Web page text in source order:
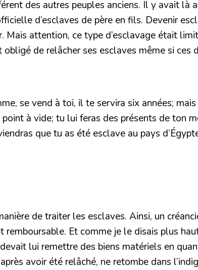
des autres peuples anciens. Il y avait là
d’esclaves de père en fils. Devenir
Mais attention, ce type d’esclavage était
de relâcher ses esclaves même si ces
se vend à toi, il te servira six années;
à vide; tu lui feras des présents de ton
que tu as été esclave au pays
de traiter les esclaves. Ainsi, un
Et comme je le disais plus
lui remettre des biens matériels en
avoir été relâché, ne retombe dans